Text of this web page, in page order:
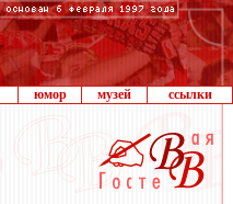
юмор музей ссылки